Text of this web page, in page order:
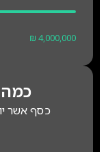
₪ 4,000,000
כסף אשר